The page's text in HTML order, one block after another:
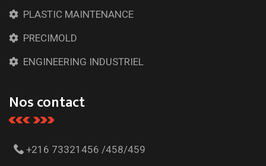
PLASTIC MAINTENANCE
PRECIMOLD
ENGINEERING INDUSTRIEL
Nos contact
+216 73321456 /458/459